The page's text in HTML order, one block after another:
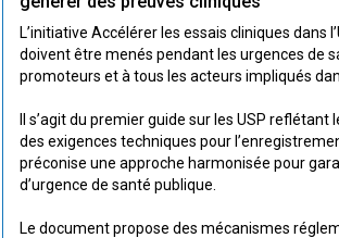
L’initiative Accélérer les essais cliniques dans
doivent être menés pendant les urgences de
promoteurs et à tous les acteurs impliqués
Il s’agit du premier guide sur les USP
des exigences techniques pour
préconise une approche harmonisée pour
d’urgence de santé publique.
Le document propose des mécanismes